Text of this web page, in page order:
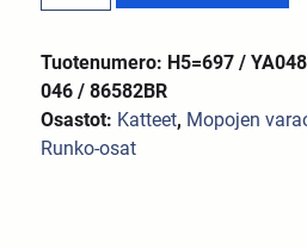
Tuotenumero: H5=697 /
046 / 86582BR
Osastot: Katteet, Mopojen
Runko-osat